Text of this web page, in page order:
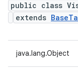
public class
extends
java.lang.Object